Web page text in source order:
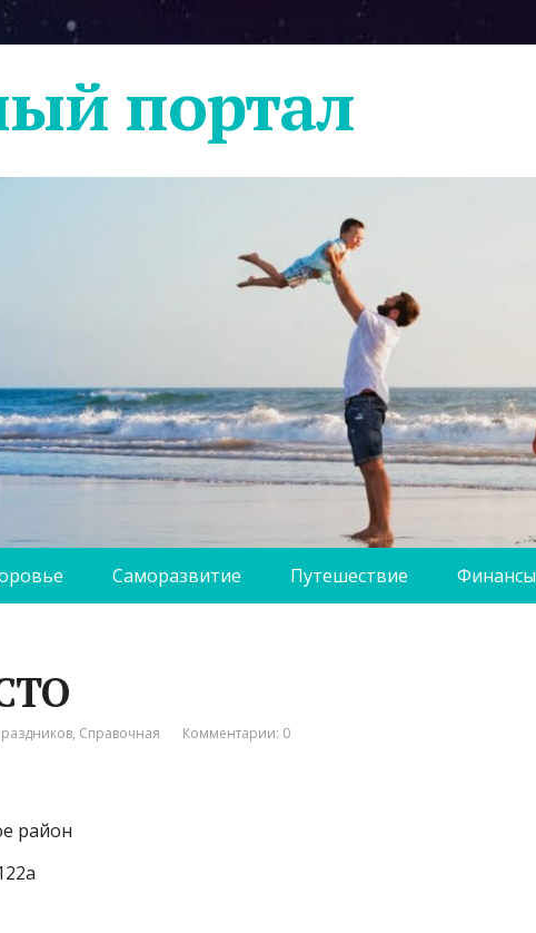
портал
Саморазвитие Путешествие Финансы
, Справочная Комментарии: 0
район